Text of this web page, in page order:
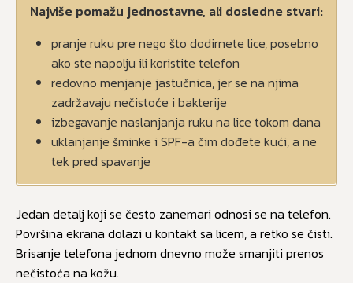
Najviše pomažu jednostavne, ali dosledne stvari:
pranje ruku pre nego što dodirnete lice, posebno
ako ste napolju ili koristite telefon
redovno menjanje jastučnica, jer se na njima
zadržavaju nečistoće i bakterije
izbegavanje naslanjanja ruku na lice tokom dana
uklanjanje šminke i SPF-a čim dođete kući, a ne
tek pred spavanje
Jedan detalj koji se često zanemari odnosi se na telefon.
Površina ekrana dolazi u kontakt sa licem, a retko se čisti.
Brisanje telefona jednom dnevno može smanjiti prenos
nečistoća na kožu.